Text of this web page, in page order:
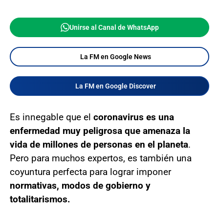
Unirse al Canal de WhatsApp
La FM en Google News
La FM en Google Discover
Es innegable que el coronavirus es una
enfermedad muy peligrosa que amenaza la
vida de millones de personas en el planeta.
Pero para muchos expertos, es también una
coyuntura perfecta para lograr imponer
normativas, modos de gobierno y
totalitarismos.